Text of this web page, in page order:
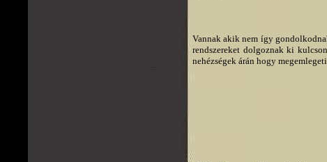
Vannak akik nem így
rendszereket dolgoznak ki
nehézségek árán hogy